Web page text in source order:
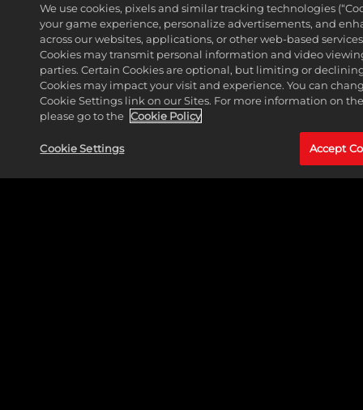
We use cookies, pixels and similar tracking technologies
your game experience, personalize advertisements, and
across our websites, applications, or other web-based services
Cookies may transmit personal information and video
parties. Certain Cookies are optional, but limiting or
Cookies may impact your visit and experience. You can
Cookie Settings link on our Sites. For more information on
please go to the Cookie Policy
Cookie Settings Accept